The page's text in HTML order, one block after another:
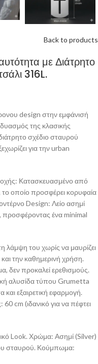
Back to products
με Διάτρητο
316L.
design στην εμφάνισή
της κλασικής
σχέδιο σταυρού
για την urban
Κατασκευασμένο από
οποίο προσφέρει κορυφαία
Design: Λείο ασημί
προσφέροντας ένα minimal
λάμψη του χωρίς να μαυρίζει
την καθημερινή χρήση.
δεν προκαλεί ερεθισμούς.
αλυσίδα τύπου Grumetta
εξαιρετική εφαρμογή.
cm (ιδανικό για να πέφτει
Look. ​Χρώμα: Ασημί (Silver)
σταυρού. ​Κούμπωμα: